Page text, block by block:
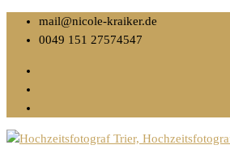
mail@nicole-kraiker.de
0049 151 27574547